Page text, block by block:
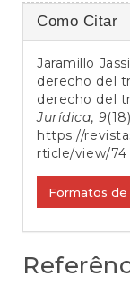
Detalhes
do
artigo
Como Citar
Jaramillo
derecho del
derecho del
Jurídica, 9
https://
rticle/view/74
Formatos de